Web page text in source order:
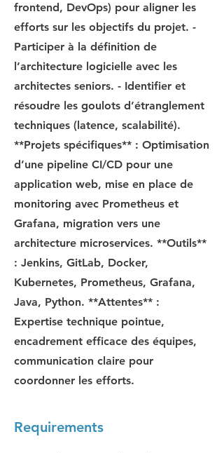
frontend, DevOps) pour aligner les
efforts sur les objectifs du projet. -
Participer à la définition de
l’architecture logicielle avec les
architectes seniors. - Identifier et
résoudre les goulots d’étranglement
techniques (latence, scalabilité).
**Projets spécifiques** : Optimisation
d’une pipeline CI/CD pour une
application web, mise en place de
monitoring avec Prometheus et
Grafana, migration vers une
architecture microservices. **Outils**
: Jenkins, GitLab, Docker,
Kubernetes, Prometheus, Grafana,
Java, Python. **Attentes** :
Expertise technique pointue,
encadrement efficace des équipes,
communication claire pour
coordonner les efforts.
Requirements